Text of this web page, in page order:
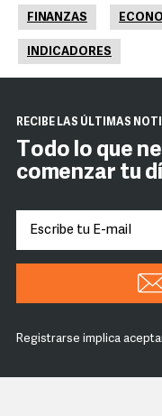
FINANZAS
INDICADORES
RECIBE LAS ÚLTIMAS
Todo lo que
comenzar tu
Registrarse implica